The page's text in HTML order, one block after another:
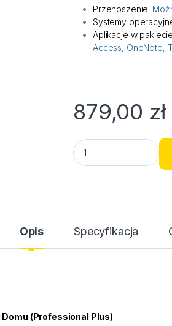
Przenoszenie:
Systemy
Aplikacje w
Access, OneNote,
879,00 zł
Microsoft Office 2024
Opis Specyfikacja
(Professional Plus)